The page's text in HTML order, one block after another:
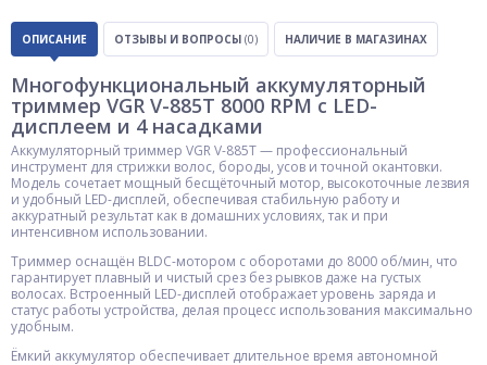
ОПИСАНИЕ ОТЗЫВЫ И ВОПРОСЫ (0) НАЛИЧИЕ В МАГАЗИНАХ
Многофункциональный аккумуляторный
триммер VGR V-885T 8000 RPM с LED-
дисплеем и 4 насадками
Аккумуляторный триммер VGR V-885T — профессиональный
инструмент для стрижки волос, бороды, усов и точной окантовки.
Модель сочетает мощный бесщёточный мотор, высокоточные лезвия
и удобный LED-дисплей, обеспечивая стабильную работу и
аккуратный результат как в домашних условиях, так и при
интенсивном использовании.
Триммер оснащён BLDC-мотором с оборотами до 8000 об/мин, что
гарантирует плавный и чистый срез без рывков даже на густых
волосах. Встроенный LED-дисплей отображает уровень заряда и
статус работы устройства, делая процесс использования максимально
удобным.
Ёмкий аккумулятор обеспечивает длительное время автономной